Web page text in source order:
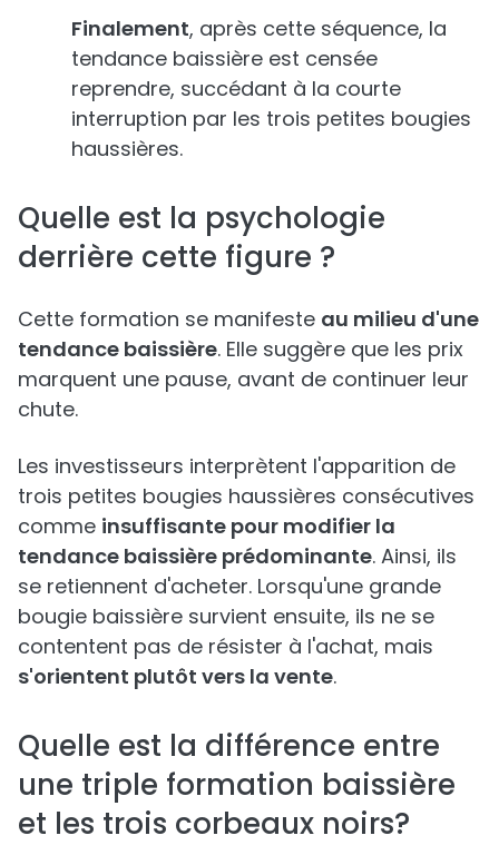
Finalement, après cette séquence, la
tendance baissière est censée
reprendre, succédant à la courte
interruption par les trois petites bougies
haussières.
Quelle est la psychologie
derrière cette figure ?
Cette formation se manifeste au milieu d'une
tendance baissière. Elle suggère que les prix
marquent une pause, avant de continuer leur
chute.
Les investisseurs interprètent l'apparition de
trois petites bougies haussières consécutives
comme insuffisante pour modifier la
tendance baissière prédominante. Ainsi, ils
se retiennent d'acheter. Lorsqu'une grande
bougie baissière survient ensuite, ils ne se
contentent pas de résister à l'achat, mais
s'orientent plutôt vers la vente.
Quelle est la différence entre
une triple formation baissière
et les trois corbeaux noirs?